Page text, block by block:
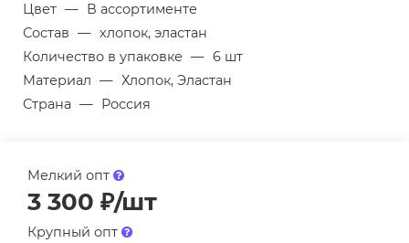
Цвет — В ассортименте
Состав — хлопок, эластан
Количество в упаковке — 6 шт
Материал — Хлопок, Эластан
Страна — Россия
Мелкий опт
3 300 ₽/шт
Крупный опт